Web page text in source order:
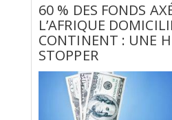
60 % DES FONDS
L’AFRIQUE
CONTINENT : UNE
STOPPER